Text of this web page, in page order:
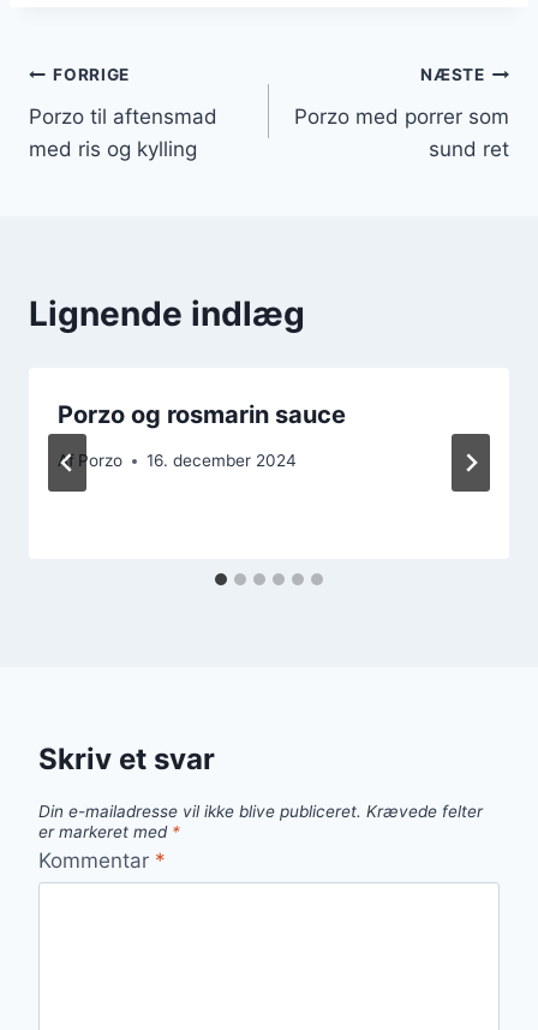
Indlægsnavigation
FORRIGE
Porzo til aftensmad
med ris og kylling
NÆSTE
Porzo med porrer som
sund ret
Lignende indlæg
Porzo og rosmarin sauce
Af Porzo 16. december 2024
Skriv et svar
Din e-mailadresse vil ikke blive publiceret. Krævede felter
er markeret med *
Kommentar *